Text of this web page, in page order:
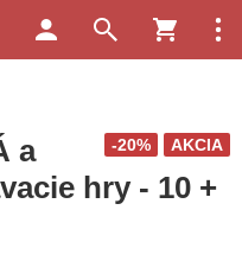
AKCIA
-20%
a
hry - 10 +